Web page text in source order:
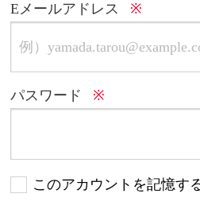
Eメールアドレス
パスワード
このアカウントを記憶す